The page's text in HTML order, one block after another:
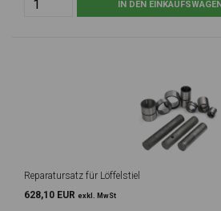
Reparatursatz für Löffelstiel
628,10 EUR exkl. MwSt